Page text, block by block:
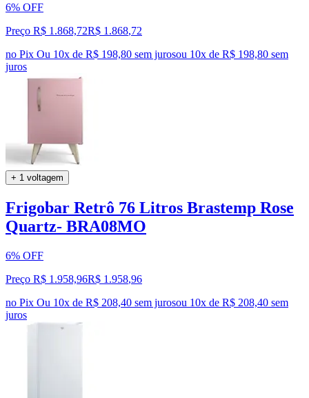
6% OFF
Preço R$ 1.868,72R$ 1.868,72
no Pix Ou 10x de R$ 198,80 sem jurosou 10x de R$ 198,80 sem
juros
+ 1 voltagem
Frigobar Retrô 76 Litros Brastemp Rose
Quartz- BRA08MO
6% OFF
Preço R$ 1.958,96R$ 1.958,96
no Pix Ou 10x de R$ 208,40 sem jurosou 10x de R$ 208,40 sem
juros